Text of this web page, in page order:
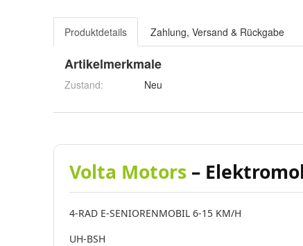
Produktdetails Zahlung, Versand & Rückgabe
Artikelmerkmale
Zustand: Neu